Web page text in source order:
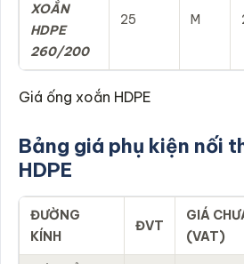
XOẮN
HDPE
260/200
25 M
Giá ống xoắn HDPE
Bảng giá phụ kiện nối
HDPE
ĐƯỜNG
KÍNH
ĐVT
GIÁ
(VAT)